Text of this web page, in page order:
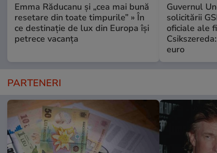
Emma Răducanu și „cea mai bună
resetare din toate timpurile” » În
ce destinație de lux din Europa își
petrece vacanța
Guvernul
solicitării
oficiale ale
euro
PARTENERI